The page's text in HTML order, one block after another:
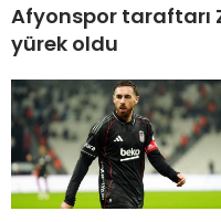
Afyonspor taraftarı
yürek oldu